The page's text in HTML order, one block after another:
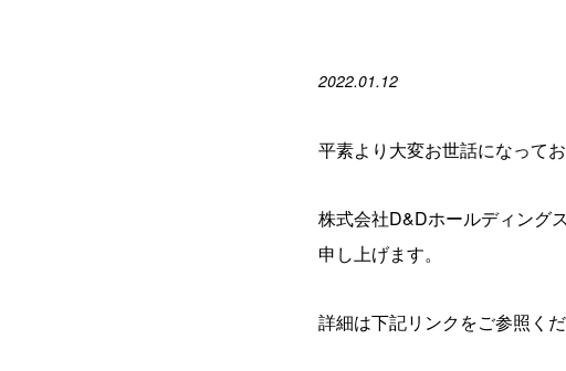
2022.01.12
平素より大変お世話になってお
株式会社D&Dホールディング
申し上げます。
詳細は下記リンクをご参照くだ